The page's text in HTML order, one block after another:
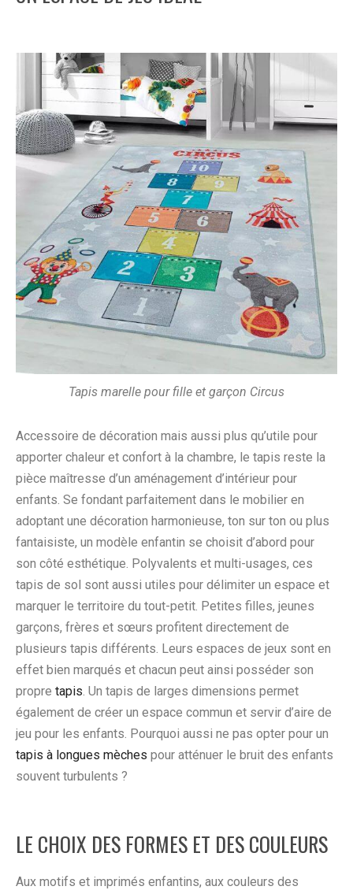
Tapis marelle pour fille et garçon Circus
Accessoire de décoration mais aussi plus qu’utile pour
apporter chaleur et confort à la chambre, le tapis reste la
pièce maîtresse d’un aménagement d’intérieur pour
enfants. Se fondant parfaitement dans le mobilier en
adoptant une décoration harmonieuse, ton sur ton ou plus
fantaisiste, un modèle enfantin se choisit d’abord pour
son côté esthétique. Polyvalents et multi-usages, ces
tapis de sol sont aussi utiles pour délimiter un espace et
marquer le territoire du tout-petit. Petites filles, jeunes
garçons, frères et sœurs profitent directement de
plusieurs tapis différents. Leurs espaces de jeux sont en
effet bien marqués et chacun peut ainsi posséder son
propre tapis . Un tapis de larges dimensions permet
également de créer un espace commun et servir d’aire de
jeu pour les enfants. Pourquoi aussi ne pas opter pour un
tapis à longues mèches pour atténuer le bruit des enfants
souvent turbulents ?
LE CHOIX DES FORMES ET DES COULEURS
Aux motifs et imprimés enfantins, aux couleurs des